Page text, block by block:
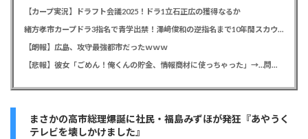
【カープ実況】ドラフト会議2025！ドラ1立石正広の獲得なるか
緒方孝市カープドラ3指名で青学出禁！澤﨑俊和の逆指名まで10年間スカウト出禁
【朗報】広島、攻守最強都市だったｗｗｗ
【悲報】彼女「ごめん！俺くんの貯金、情報商材に使っちゃった」→…問い詰めたらギャン泣きされたんだが俺が悪いのか？
まさかの高市総理爆誕に社民・福島みずほが発狂『あやうく
テレビを壊しかけました』